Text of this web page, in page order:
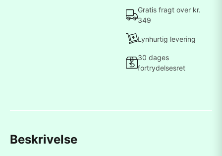
Gratis fragt over kr.
349
Lynhurtig levering
30 dages
fortrydelsesret
Beskrivelse